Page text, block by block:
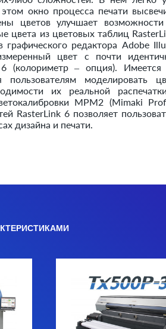
окно процесса печати
цветов улучшает
цвета из цветовых таблиц
графического редактора Adobe
цвет с почти
(колориметр – опция).
пользователям моделировать
их реальной
MPM2 (Mimaki
RasterLink 6 позволяет
дизайна и печати.